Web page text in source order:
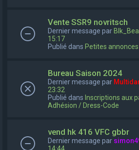
Vente SSR9 novritsch
Dernier message par
15:17
Publié dans Petites annonces
Bureau Saison 2024
Dernier message par
23:32
Publié dans Inscriptions aux
Adhésion / Dress-Code
vend hk 416 VFC gbbr
Dernier message par
14:44